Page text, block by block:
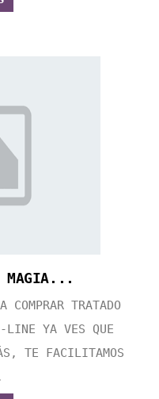
MAGIA...
COMPRAR TRATADO
LINE YA VES QUE
TE FACILITAMOS